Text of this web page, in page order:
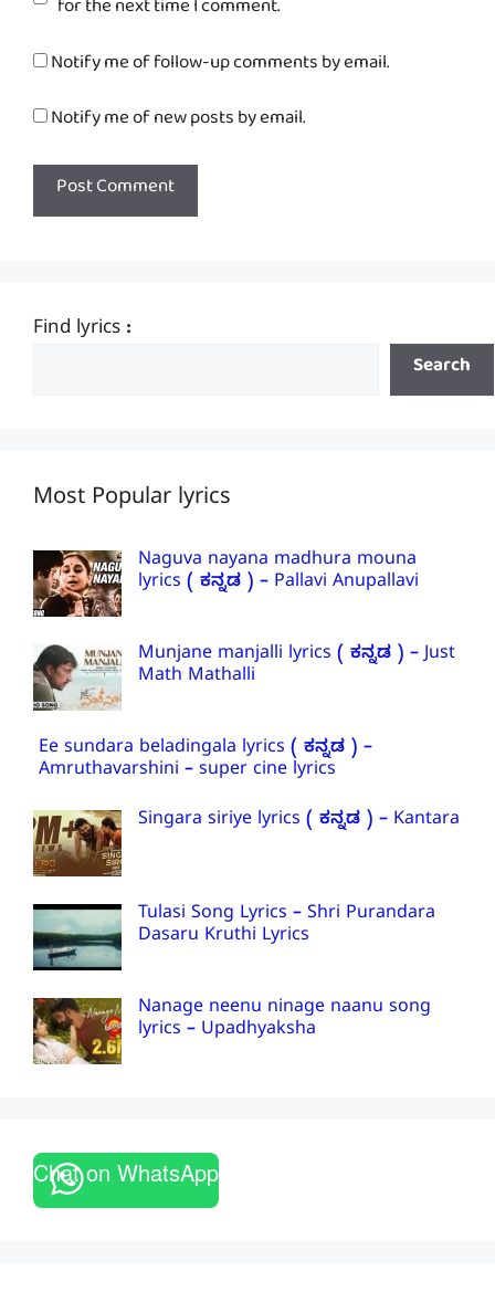
for the next time I comment.
Notify me of follow-up comments by email.
Notify me of new posts by email.
Find lyrics :
Search
Most Popular lyrics
Naguva nayana madhura mouna
lyrics ( ಕನ್ನಡ ) – Pallavi Anupallavi
Munjane manjalli lyrics ( ಕನ್ನಡ ) – Just
Math Mathalli
Ee sundara beladingala lyrics ( ಕನ್ನಡ ) –
Amruthavarshini – super cine lyrics
Singara siriye lyrics ( ಕನ್ನಡ ) – Kantara
Tulasi Song Lyrics – Shri Purandara
Dasaru Kruthi Lyrics
Nanage neenu ninage naanu song
lyrics – Upadhyaksha
Chat on WhatsApp